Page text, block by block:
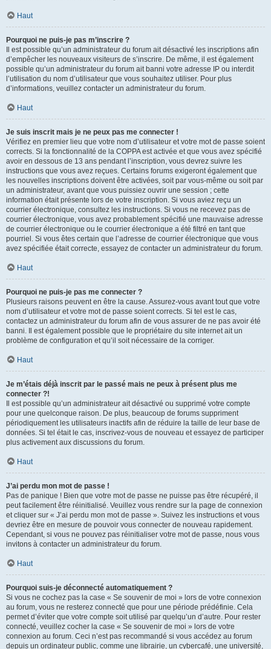
Haut
Pourquoi ne puis-je pas m’inscrire ?
Il est possible qu’un administrateur du forum ait désactivé les inscriptions afin
d’empêcher les nouveaux visiteurs de s’inscrire. De même, il est également
possible qu’un administrateur du forum ait banni votre adresse IP ou interdit
l’utilisation du nom d’utilisateur que vous souhaitez utiliser. Pour plus
d’informations, veuillez contacter un administrateur du forum.
Haut
Je suis inscrit mais je ne peux pas me connecter !
Vérifiez en premier lieu que votre nom d’utilisateur et votre mot de passe soient
corrects. Si la fonctionnalité de la COPPA est activée et que vous avez spécifié
avoir en dessous de 13 ans pendant l’inscription, vous devrez suivre les
instructions que vous avez reçues. Certains forums exigeront également que
les nouvelles inscriptions doivent être activées, soit par vous-même ou soit par
un administrateur, avant que vous puissiez ouvrir une session ; cette
information était présente lors de votre inscription. Si vous aviez reçu un
courrier électronique, consultez les instructions. Si vous ne recevez pas de
courrier électronique, vous avez probablement spécifié une mauvaise adresse
de courrier électronique ou le courrier électronique a été filtré en tant que
pourriel. Si vous êtes certain que l’adresse de courrier électronique que vous
avez spécifiée était correcte, essayez de contacter un administrateur du forum.
Haut
Pourquoi ne puis-je pas me connecter ?
Plusieurs raisons peuvent en être la cause. Assurez-vous avant tout que votre
nom d’utilisateur et votre mot de passe soient corrects. Si tel est le cas,
contactez un administrateur du forum afin de vous assurer de ne pas avoir été
banni. Il est également possible que le propriétaire du site internet ait un
problème de configuration et qu’il soit nécessaire de la corriger.
Haut
Je m’étais déjà inscrit par le passé mais ne peux à présent plus me
connecter ?!
Il est possible qu’un administrateur ait désactivé ou supprimé votre compte
pour une quelconque raison. De plus, beaucoup de forums suppriment
périodiquement les utilisateurs inactifs afin de réduire la taille de leur base de
données. Si tel était le cas, inscrivez-vous de nouveau et essayez de participer
plus activement aux discussions du forum.
Haut
J’ai perdu mon mot de passe !
Pas de panique ! Bien que votre mot de passe ne puisse pas être récupéré, il
peut facilement être réinitialisé. Veuillez vous rendre sur la page de connexion
et cliquer sur « J’ai perdu mon mot de passe ». Suivez les instructions et vous
devriez être en mesure de pouvoir vous connecter de nouveau rapidement.
Cependant, si vous ne pouvez pas réinitialiser votre mot de passe, nous vous
invitons à contacter un administrateur du forum.
Haut
Pourquoi suis-je déconnecté automatiquement ?
Si vous ne cochez pas la case « Se souvenir de moi » lors de votre connexion
au forum, vous ne resterez connecté que pour une période prédéfinie. Cela
permet d’éviter que votre compte soit utilisé par quelqu’un d’autre. Pour rester
connecté, veuillez cocher la case « Se souvenir de moi » lors de votre
connexion au forum. Ceci n’est pas recommandé si vous accédez au forum
depuis un ordinateur public, comme une librairie, un cybercafé, une université,